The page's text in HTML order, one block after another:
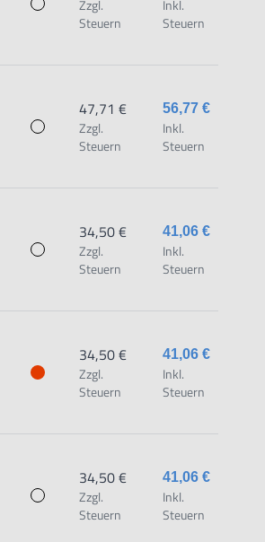
Inkl.
Steuern
Zzgl.
Steuern
56,77 €
Inkl.
Steuern
47,71 €
Zzgl.
Steuern
41,06 €
Inkl.
Steuern
34,50 €
Zzgl.
Steuern
41,06 €
Inkl.
Steuern
34,50 €
Zzgl.
Steuern
41,06 €
Inkl.
Steuern
34,50 €
Zzgl.
Steuern